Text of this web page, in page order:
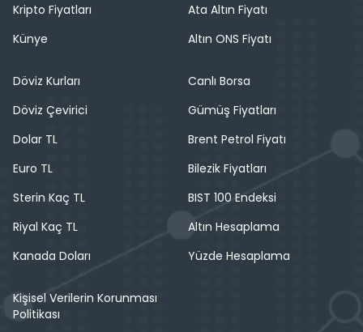
Kripto Fiyatları
Künye
Ata Altın Fiyatı
Altın ONS Fiyatı
Döviz Kurları
Döviz Çevirici
Dolar TL
Euro TL
Sterin Kaç TL
Riyal Kaç TL
Kanada Doları
Canlı Borsa
Gümüş Fiyatları
Brent Petrol Fiyatı
Bilezik Fiyatları
BIST 100 Endeksi
Altın Hesaplama
Yüzde Hesaplama
Kişisel Verilerin Korunması
Politikası